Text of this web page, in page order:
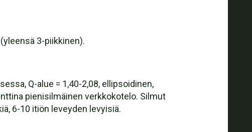
3-piikkinen).
Q-alue = 1,40-2,08, ellipsoidinen,
pienisilmäinen verkkokotelo. Silmut
6-10 itiön leveyden levyisiä.